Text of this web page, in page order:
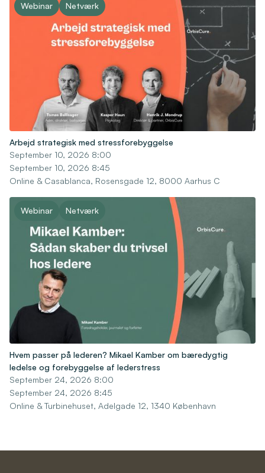
Webinar Netværk
Arbejd strategisk med stressforebyggelse
September 10, 2026 8:00
September 10, 2026 8:45
Online & Casablanca, Rosensgade 12, 8000 Aarhus C
Webinar Netværk
Hvem passer på lederen? Mikael Kamber om bæredygtig
ledelse og forebyggelse af lederstress
September 24, 2026 8:00
September 24, 2026 8:45
Online & Turbinehuset, Adelgade 12, 1340 København